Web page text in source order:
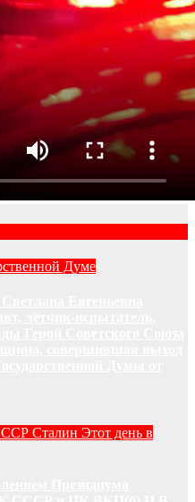
Думе
Сталин Этот день в